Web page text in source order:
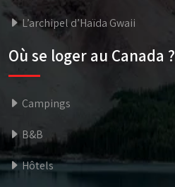
L’archipel d’Haïda Gwaii
Où se loger au Canada ?
Campings
B&B
Hôtels